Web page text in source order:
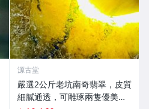
源古堂
嚴選2公斤老坑南奇翡翠，皮質
細膩通透，可雕琢兩隻優美手